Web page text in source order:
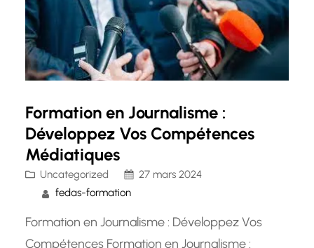
dynamiques et…
Formation en Journalisme :
Développez Vos Compétences
Médiatiques
Uncategorized
27 mars 2024
fedas-formation
Formation en Journalisme : Développez Vos
Compétences Formation en Journalisme :